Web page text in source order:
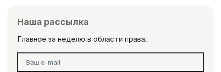
Наша рассылка
Главное за неделю в области права.